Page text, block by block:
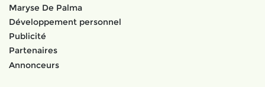
Maryse De Palma
Développement personnel
Publicité
Partenaires
Annonceurs